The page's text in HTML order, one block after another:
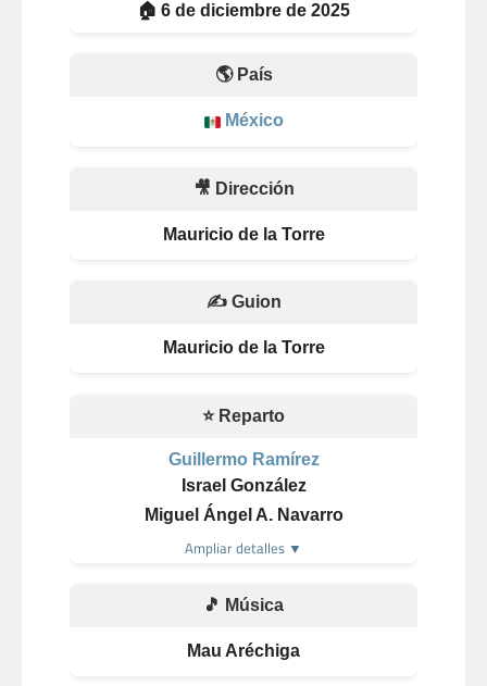
🏠 6 de diciembre de 2025
🌎 País
México
🎥 Dirección
Mauricio de la Torre
✍️ Guion
Mauricio de la Torre
⭐ Reparto
Guillermo Ramírez
Israel González
Miguel Ángel A. Navarro
Ampliar detalles ▼
🎵 Música
Mau Aréchiga